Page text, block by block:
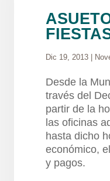
Dic 19, 2013
Desde la
través del
partir de la
las oficinas
hasta dicho
económico,
y pagos.